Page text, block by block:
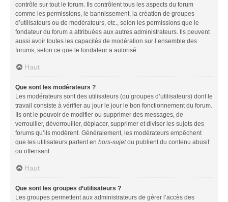
contrôle sur tout le forum. Ils contrôlent tous les aspects du forum
comme les permissions, le bannissement, la création de groupes
d’utilisateurs ou de modérateurs, etc., selon les permissions que le
fondateur du forum a attribuées aux autres administrateurs. Ils peuvent
aussi avoir toutes les capacités de modération sur l’ensemble des
forums, selon ce que le fondateur a autorisé.
Haut
Que sont les modérateurs ?
Les modérateurs sont des utilisateurs (ou groupes d’utilisateurs) dont le
travail consiste à vérifier au jour le jour le bon fonctionnement du forum.
Ils ont le pouvoir de modifier ou supprimer des messages, de
verrouiller, déverrouiller, déplacer, supprimer et diviser les sujets des
forums qu’ils modèrent. Généralement, les modérateurs empêchent
que les utilisateurs partent en hors-sujetou publient du contenu abusif
ou offensant.
Haut
Que sont les groupes d’utilisateurs ?
Les groupes permettent aux administrateurs de gérer l’accès des